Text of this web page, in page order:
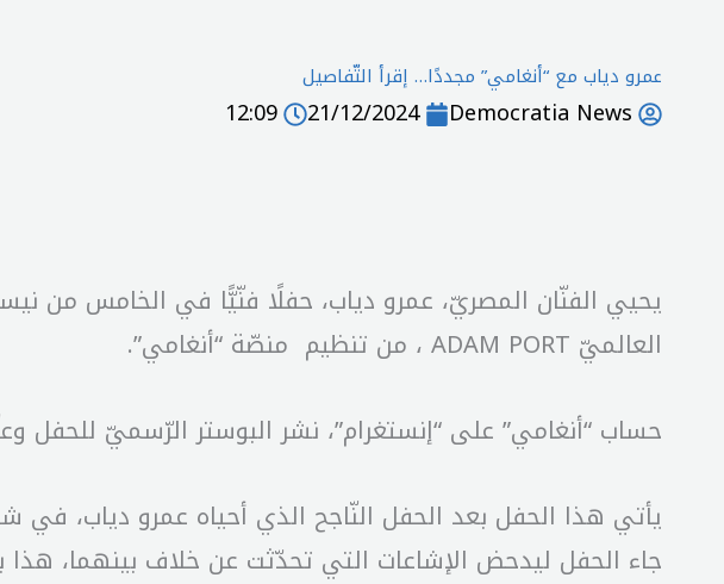
عمرو دياب مع “أنغامي” مجددًا… إقرأ التّفاصيل
Democratia News
21/12/2024
12:09
العالميّ ADAM PORT ، من تنظيم منصّة “أنغامي”.
حساب “أنغامي” على “إنستغرام”، نشر البوستر الرّسميّ
يأتي هذا الحفل بعد الحفل النّاجح الذي أحياه عمرو دياب،
جاء الحفل ليدحض الإشاعات التي تحدّثت عن خلاف بينهما، هذا